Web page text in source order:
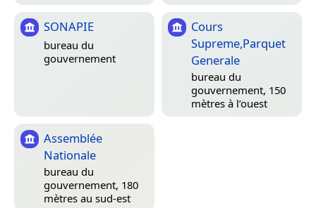
SONAPIE
bureau du
gouvernement
Cours
Supreme,Parquet
Generale
bureau du
gouvernement, 150
mètres à l’ouest
Assemblée
Nationale
bureau du
gouvernement, 180
mètres au sud-est